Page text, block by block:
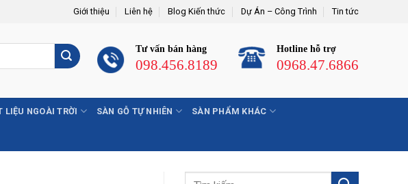
Giới thiệu Liên hệ Blog Kiến thức Dự Án – Công Trình Tin tức
Tư vấn bán hàng
098.456.8189
Hotline hỗ trợ
0968.47.6866
LIỆU NGOÀI TRỜI SÀN GỖ TỰ NHIÊN SÀN PHẨM KHÁC